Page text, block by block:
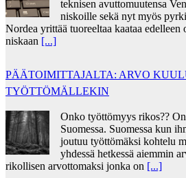
teknisen avuttomuutensa
niskoille sekä nyt myös
Nordea yrittää tuoreeltaa kaataa edelleen
niskaan [...]
PÄÄTOIMITTAJALTA: ARVO
TYÖTTÖMÄLLEKIN
Onko työttömyys rikos??
Suomessa. Suomessa kun
joutuu työttömäksi kohtelu
yhdessä hetkessä aiemmin
rikollisen arvottomaksi jonka on [...]